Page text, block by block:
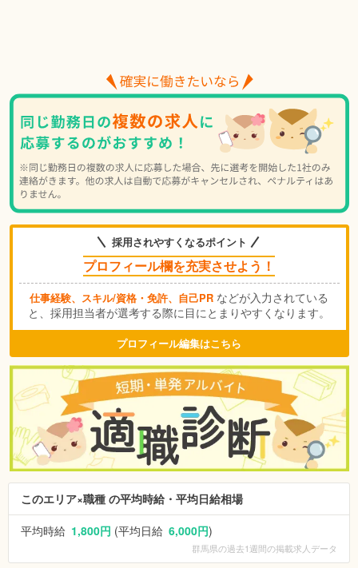
採用されやすくなるポイント
プロフィール欄を充実させよう！
仕事経験、スキル/資格・免許、自己PR などが入力されている
と、採用担当者が選考する際に目にとまりやすくなります。
プロフィール編集はこちら
このエリア×職種 の平均時給・平均日給相場
平均時給 1,800円 (平均日給 6,000円)
群馬県の過去1週間の掲載求人データ